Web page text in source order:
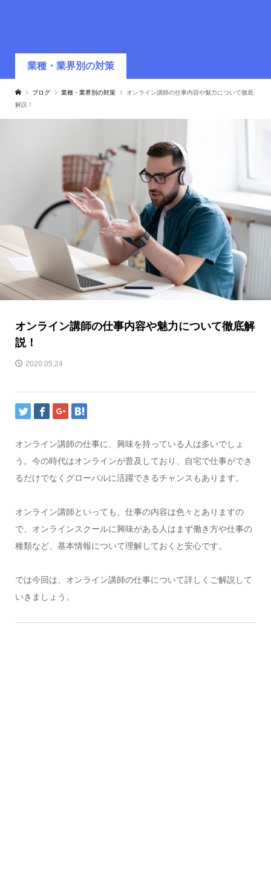
業種・業界別の対策
ブログ 業種・業界別の対策
オンライン講師の仕事内容や魅力について徹底
解説！
オンライン講師の仕事内容や魅力について徹底解
説！
2020.05.24
オンライン講師の仕事に、興味を持っている人は多いでしょ
う。今の時代はオンラインが普及しており、自宅で仕事ができ
るだけでなくグローバルに活躍できるチャンスもあります。
オンライン講師といっても、仕事の内容は色々とありますの
で、オンラインスクールに興味がある人はまず働き方や仕事の
種類など、基本情報について理解しておくと安心です。
では今回は、オンライン講師の仕事について詳しくご解説して
いきましょう。